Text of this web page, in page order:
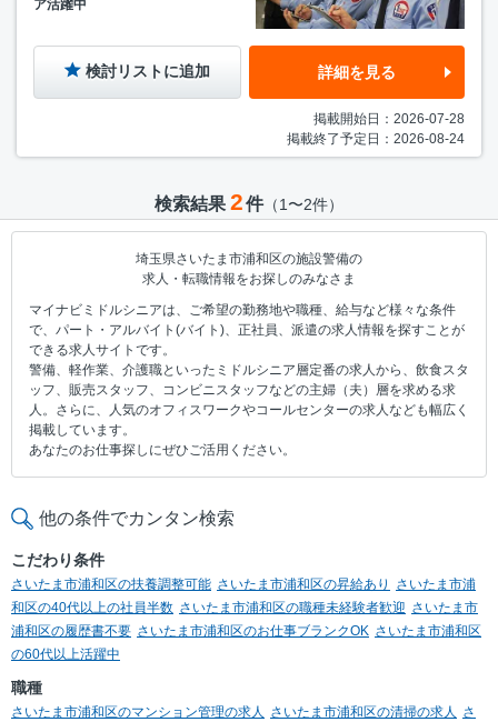
ア活躍中
検討リストに追加 詳細を見る
掲載開始日：2026-07-28
掲載終了予定日：2026-08-24
検索結果 2件（1〜2件）
埼玉県さいたま市浦和区の施設警備の
求人・転職情報をお探しのみなさま
マイナビミドルシニアは、ご希望の勤務地や職種、給与など様々な条件
で、パート・アルバイト(バイト)、正社員、派遣の求人情報を探すことが
できる求人サイトです。
警備、軽作業、介護職といったミドルシニア層定番の求人から、飲食スタ
ッフ、販売スタッフ、コンビニスタッフなどの主婦（夫）層を求める求
人。さらに、人気のオフィスワークやコールセンターの求人なども幅広く
掲載しています。
あなたのお仕事探しにぜひご活用ください。
他の条件でカンタン検索
こだわり条件
さいたま市浦和区の扶養調整可能 さいたま市浦和区の昇給あり
さいたま市浦
和区の40代以上の社員半数 さいたま市浦和区の職種未経験者歓迎 さいたま市
浦和区の履歴書不要 さいたま市浦和区のお仕事ブランクOK さいたま市浦和区
の60代以上活躍中
職種
さいたま市浦和区のマンション管理の求人 さいたま市浦和区の清掃の求人 さ